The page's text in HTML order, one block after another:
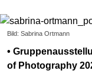
Bild: Sabrina Ortmann
•
of Photography